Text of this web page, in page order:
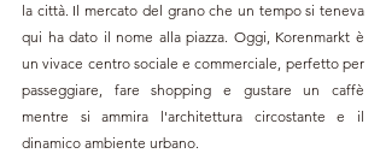
la città. Il mercato del grano che un tempo si teneva
qui ha dato il nome alla piazza. Oggi, Korenmarkt è
un vivace centro sociale e commerciale, perfetto per
passeggiare, fare shopping e gustare un caffè
mentre si ammira l'architettura circostante e il
dinamico ambiente urbano.